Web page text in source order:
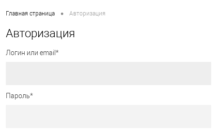
Главная страница • Авторизация
Авторизация
Логин или email*
Пароль*